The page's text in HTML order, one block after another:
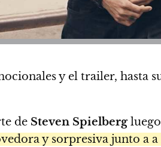
y el trailer, hasta
de Steven Spielberg
y sorpresiva junto a a